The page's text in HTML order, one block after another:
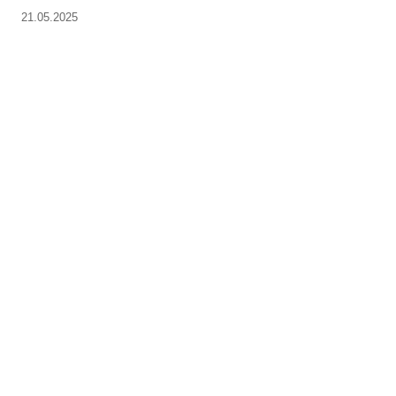
21.05.2025